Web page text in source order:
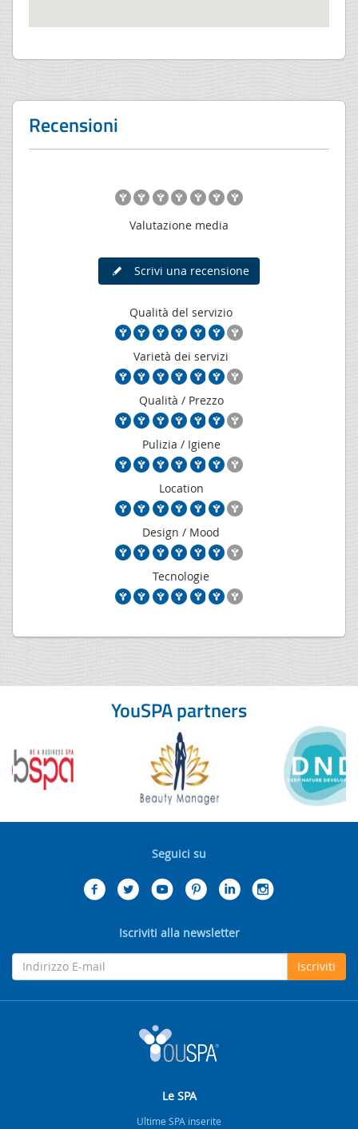
Recensioni
Valutazione media
Scrivi una recensione
Qualità del servizio
Varietà dei servizi
Qualità / Prezzo
Pulizia / Igiene
Location
Design / Mood
Tecnologie
YouSPA partners
Seguici su
Iscriviti alla newsletter
Iscriviti
Le SPA
Ultime SPA inserite